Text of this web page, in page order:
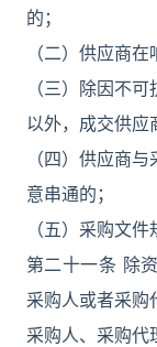
的；
（二）供应商
（三）除因不
以外，成交供应
（四）供应商
意串通的；
（五）采购文件
第二十一条 除
采购人或者采购
采购人、采购代